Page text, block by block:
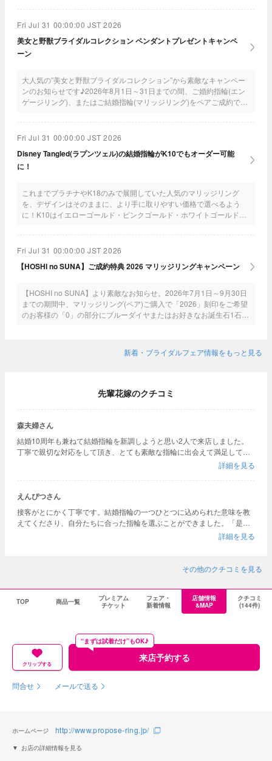
Fri Jul 31 00:00:00 JST 2026
美女と野獣ブライダルコレクション ペンダントプレゼントキャンペ
ーン
大人気の”美女と野獣ブライダルコレクション”から素敵なキャンペー
ンのお知らせです♪2026年8月1日～31日までの間、ご婚約指輪(エン
ゲージリング)、またはご結婚指輪(マリッジリング)をペアご成約で、
Fri Jul 31 00:00:00 JST 2026
Disney Tangled(ラプンツェル)の結婚指輪がK10でもオーダー可能
に！
これまでプラチナやK18のみで展開していた人気のマリッジリング
を、デザインはそのままに、より手に取りやすい価格で選べるよう
に！K10はイエローゴールド・ピンクゴールド・ホワイトゴールドの
Fri Jul 31 00:00:00 JST 2026
【HOSHI no SUNA】ご成約特典 2026 マリッジリングキャンペーン
【HOSHI no SUNA】より素敵なお知らせ。2026年7月1日～9月30日
までの期間中、マリッジリング(ペア)ご購入で「2026」刻印をご希望
のお客様の「0」の部分にブルーダイヤまたはお好きなお誕生石1石を
新着・ブライダルフェア情報をもっと見る
先輩花嫁のクチコミ
森夫婦さん
結婚10周年も兼ねて結婚指輪を新調しようと思い2人で来店しました。
丁寧で親切な対応をして頂き、とても素敵な指輪に出会えて満足してお
詳細を見る
えんぴつさん
接客がとにかく丁寧です。結婚指輪の一つひとつに込められた意味を教
えてくださり、自分たちに合った指輪を選ぶことができました。「是非
いろんなお店で指輪を見てみてください」と、すぐ購入を即決するので
詳細を見る
その他のクチコミを見る
TOP 商品一覧
プレミアム
チケット
フェア・
新着情報
店舗情報
&MAP
クチコミ
(144件)
クリップする
来店予約する
“まずは試着だけ”もOK♪
問合せ メールで送る
ホームページ http://www.propose-ring.jp/
お店の詳細情報を見る